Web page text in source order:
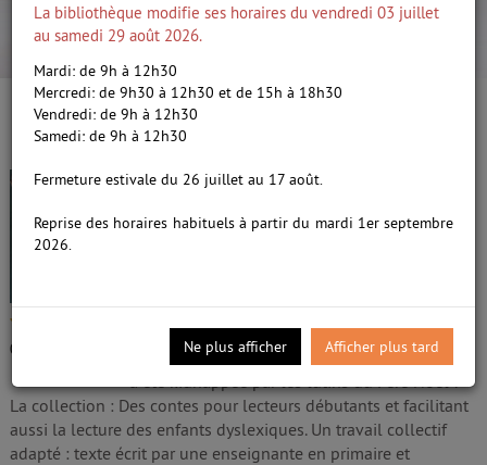
recherche avancée
/5
0
Victor et la petite souris /
Giudicelli, Marie-Nuage. Auteur
Edité parAuzou. [Paris]- 2012
Pour ce 3ème tome de la série, Victor et Jade
partent à la recherche de la petite souris : elle
a été kidnappée par les lutins du Père Noël ! -
La collection : Des contes pour lecteurs débutants et facilitant
aussi la lecture des enfants dyslexiques. Un travail collectif
adapté : texte écrit par une enseignante en primaire et
La bibliothèque modifie ses horaires du vendredi 03 juillet
au samedi 29 août 2026.
Mardi: de 9h à 12h30
Mercredi: de 9h30 à 12h30 et de 15h à 18h30
Vendredi: de 9h à 12h30
Samedi: de 9h à 12h30
Fermeture estivale du 26 juillet au 17 août.
Reprise des horaires habituels à partir du mardi 1er septembre
2026.
Ne plus afficher Afficher plus tard